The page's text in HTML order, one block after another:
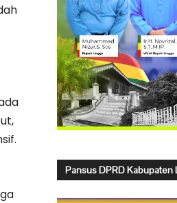
Pansus DPRD Kabupaten